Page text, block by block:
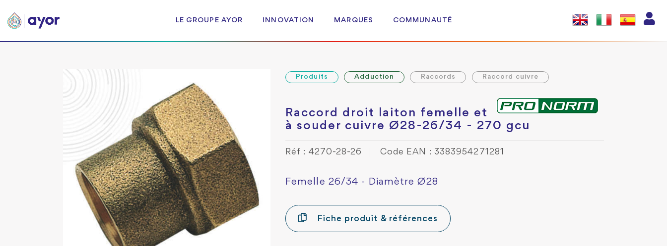
LE GROUPE AYOR INNOVATION MARQUES COMMUNAUTÉ
Produits Adduction Raccords Raccord cuivre
Raccord droit laiton femelle et
à souder cuivre Ø28-26/34 - 270 gcu
Réf : 4270-28-26 Code EAN : 3383954271281
Femelle 26/34 - Diamètre Ø28
Fiche produit & références